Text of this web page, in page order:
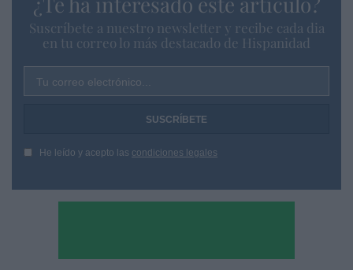
Suscríbete a nuestro newsletter y recibe cada dia
en tu correo lo más destacado de Hispanidad
Tu correo electrónico...
He leído y acepto las condiciones legales